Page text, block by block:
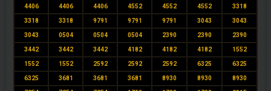
4406 4406 4406 4552 4552 4552 3318
3318 3318 9791 9791 9791 3043 3043
3043 0504 0504 0504 2390 2390 2390
3442 3442 3442 4182 4182 4182 1552
1552 1552 2592 2592 2592 6325 6325
6325 3681 3681 3681 8930 8930 8930